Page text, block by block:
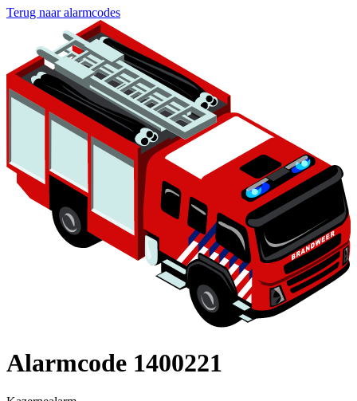
Terug naar alarmcodes
Alarmcode 1400221